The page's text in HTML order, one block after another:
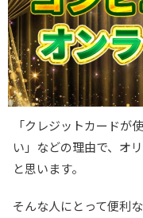
「クレジットカードが
い」などの理由で、オ
と思います。
そんな人にとって便利